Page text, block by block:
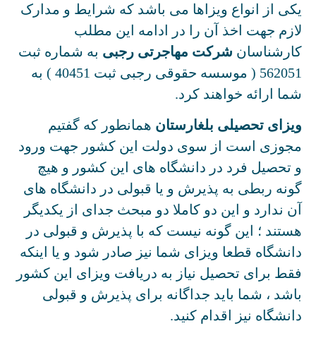
یکی از انواع ویزاها می باشد که شرایط و مدارک
لازم جهت اخذ آن را در ادامه این مطلب
کارشناسانشرکت مهاجرتی رجبیبه شماره ثبت
562051 ( موسسه حقوقی رجبی ثبت 40451 ) به
شما ارائه خواهند کرد.
ویزای تحصیلی بلغارستانهمانطور که گفتیم
مجوزی است از سوی دولت این کشور جهت ورود
و تحصیل فرد در دانشگاه های این کشور و هیچ
گونه ربطی به پذیرش و یا قبولی در دانشگاه های
آن ندارد و این دو کاملا دو مبحث جدای از یکدیگر
هستند ؛ این گونه نیست که با پذیرش و قبولی در
دانشگاه قطعا ویزای شما نیز صادر شود و یا اینکه
فقط برای تحصیل نیاز به دریافت ویزای این کشور
باشد ، شما باید جداگانه برای پذیرش و قبولی
دانشگاه نیز اقدام کنید.